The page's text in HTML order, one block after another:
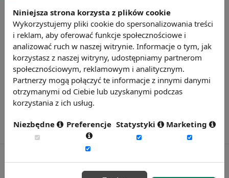
Niniejsza strona korzysta z plików cookie
Wykorzystujemy pliki cookie do spersonalizowania treści
i reklam, aby oferować funkcje społecznościowe i
analizować ruch w naszej witrynie. Informacje o tym, jak
korzystasz z naszej witryny, udostępniamy partnerom
społecznościowym, reklamowym i analitycznym.
Partnerzy mogą połączyć te informacje z innymi danymi
otrzymanymi od Ciebie lub uzyskanymi podczas
korzystania z ich usług.
Niezbędne Preferencje Statystyki Marketing